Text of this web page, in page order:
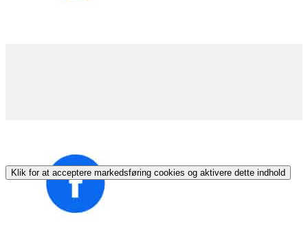
Klik for at acceptere markedsføring cookies og aktivere dette indhold